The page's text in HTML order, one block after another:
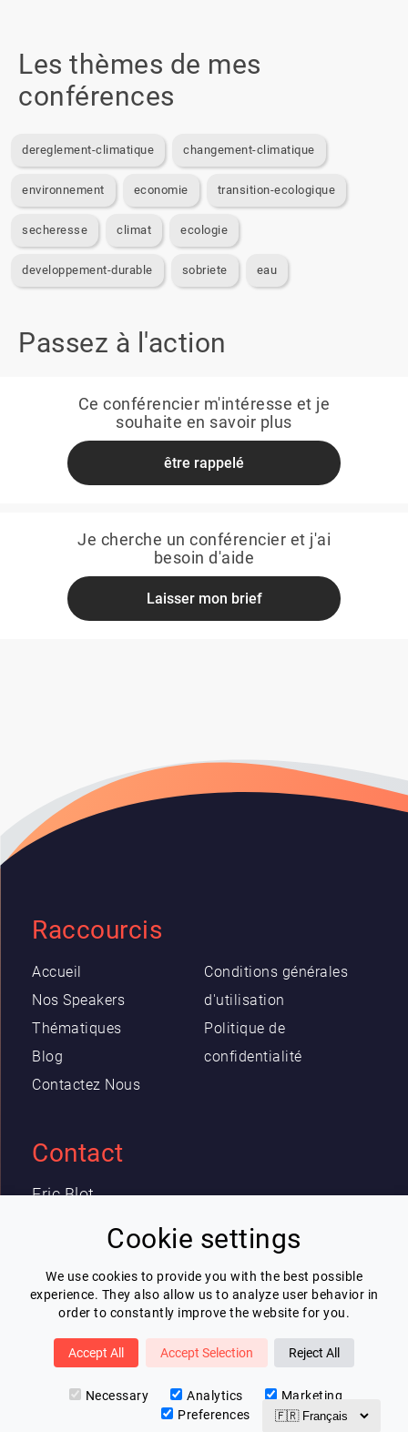
Cookie settings
We use cookies to provide you with the best possible
experience. They also allow us to analyze user behavior in
order to constantly improve the website for you.
Accept All Accept Selection Reject All
Necessary Analytics
Marketing
Preferences
Les thèmes de mes
conférences
dereglement-climatique changement-climatique
environnement economie transition-ecologique
secheresse climat ecologie
developpement-durable sobriete eau
Passez à l'action
Ce conférencier m'intéresse et je
souhaite en savoir plus
être rappelé
Je cherche un conférencier et j'ai
besoin d'aide
Laisser mon brief
Raccourcis
Accueil
Nos Speakers
Thématiques
Blog
Contactez Nous
Conditions générales
d'utilisation
Politique de
confidentialité
Contact
Eric Blot
Newsletter
Lespeakers
Je m'inscris